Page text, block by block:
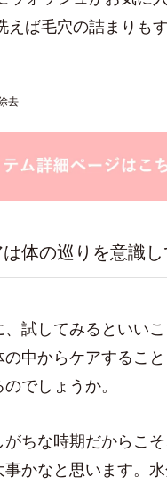
えば毛穴の詰まりも
去
体の巡りを意識し
、試してみるといい
中からケアするこ
でしょうか。
がちな時期だからこ
事かなと思います。